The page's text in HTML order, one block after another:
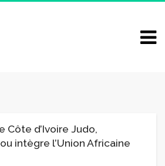
Côte d’Ivoire Judo,
intègre l’Union Africaine